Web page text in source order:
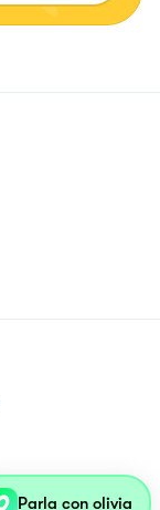
Parla con olivia